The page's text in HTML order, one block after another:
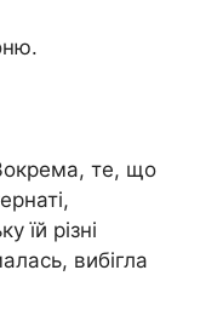
те, що
їй різні
вибігла